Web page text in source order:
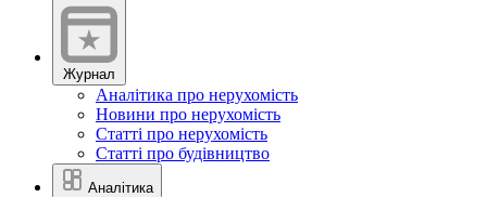
Журнал
Аналітика про нерухомість
Новини про нерухомість
Статті про нерухомість
Статті про будівництво
Аналітика